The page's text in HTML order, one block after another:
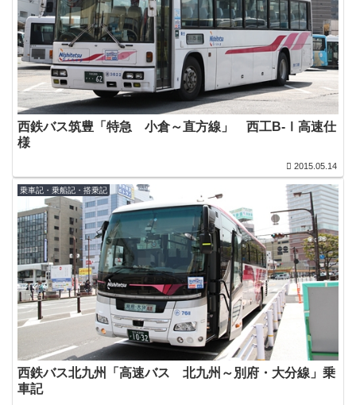
西鉄バス筑豊「特急 小倉～直方線」 西工B-Ⅰ高速仕
様
2015.05.14
乗車記・乗船記・搭乗記
西鉄バス北九州「高速バス 北九州～別府・大分線」乗
車記